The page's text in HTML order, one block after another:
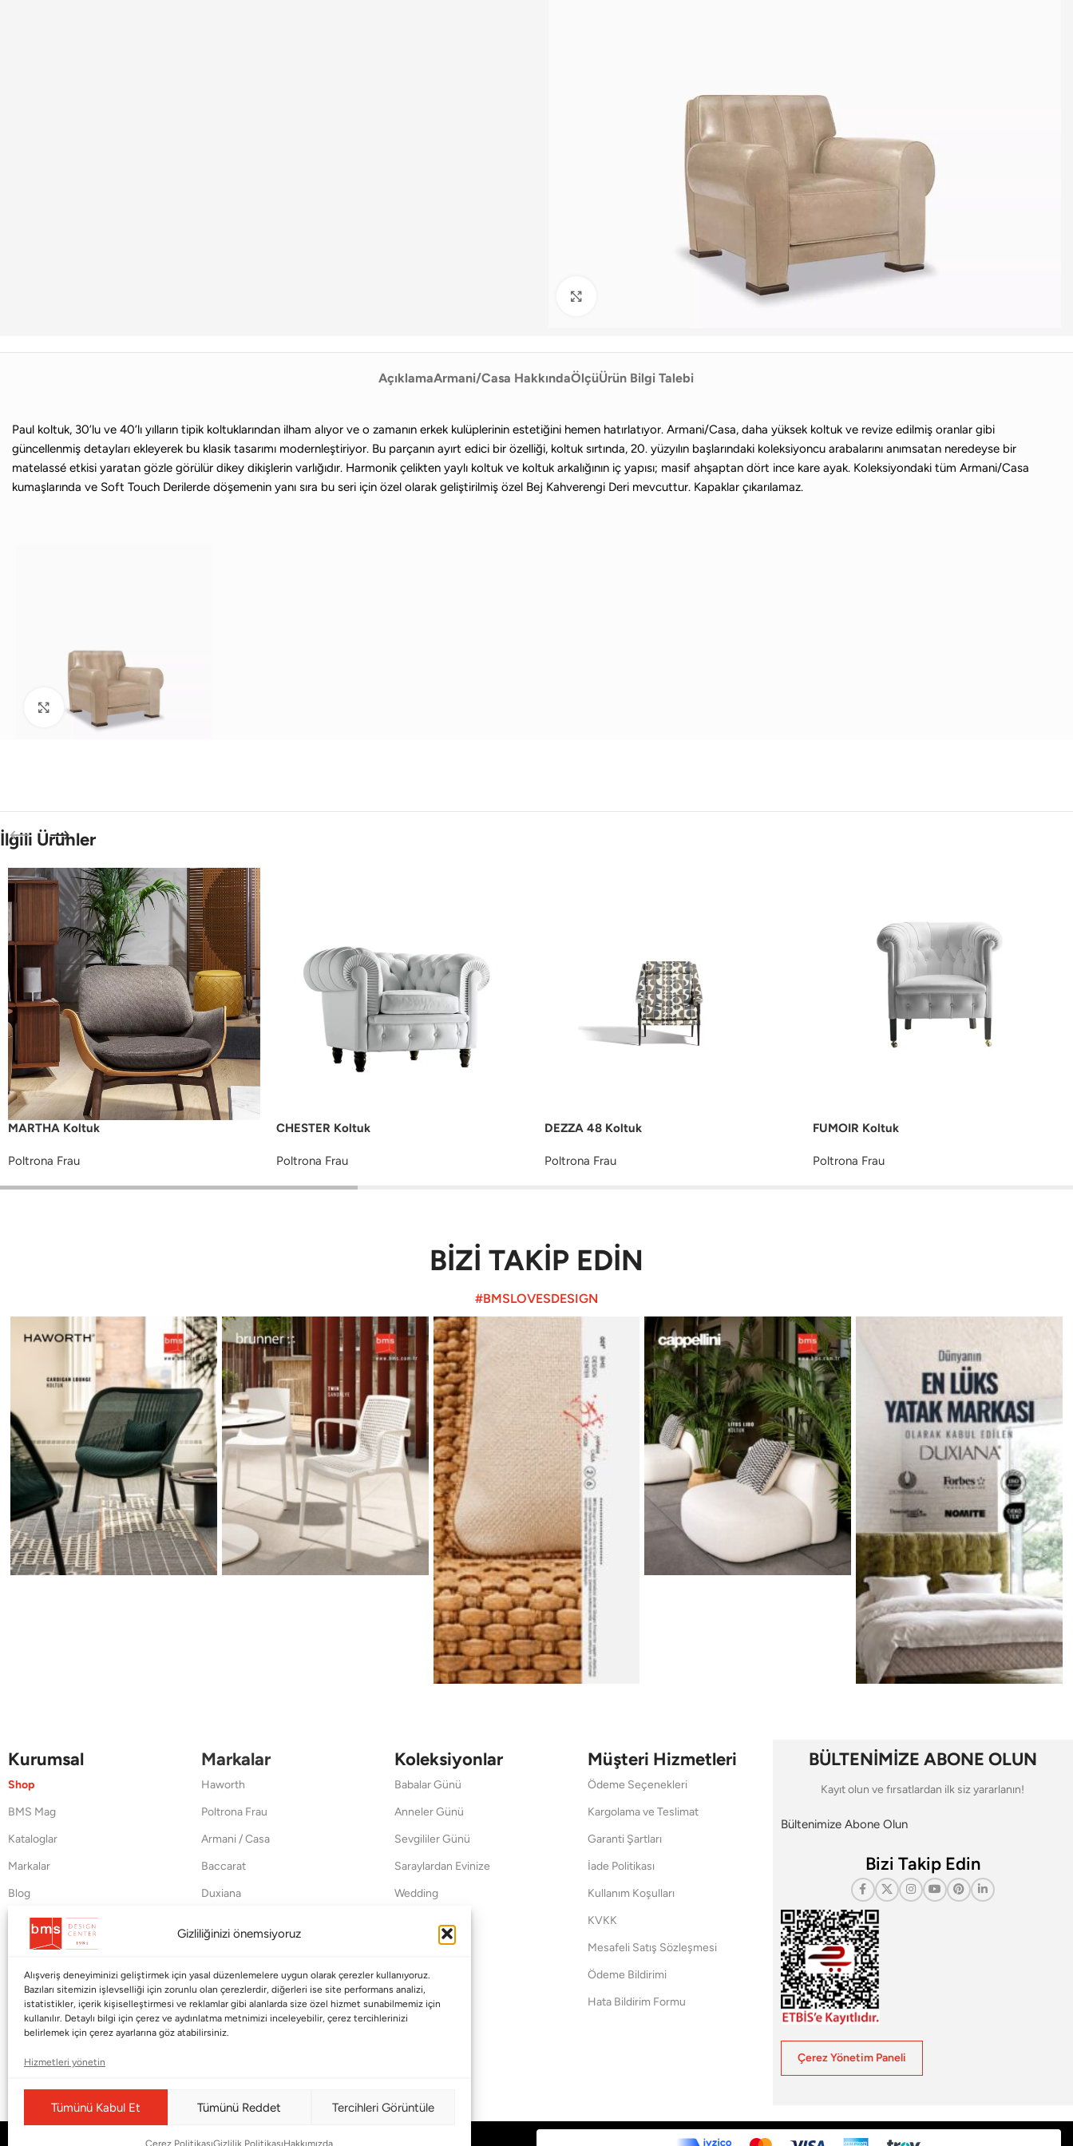
Gizliliğinizi önemsiyoruz
Alışveriş deneyiminizi geliştirmek için yasal düzenlemelere uygun olarak çerezler kullanıyoruz.
Bazıları sitemizin işlevselliği için zorunlu olan çerezlerdir, diğerleri ise site performans analizi,
istatistikler, içerik kişiselleştirmesi ve reklamlar gibi alanlarda size özel hizmet sunabilmemiz için
kullanılır. Detaylı bilgi için çerez ve aydınlatma metnimizi inceleyebilir, çerez tercihlerinizi
belirlemek için çerez ayarlarına göz atabilirsiniz.
Hizmetleri yönetin
Tümünü Kabul Et Tümünü Reddet Tercihleri Görüntüle
Çerez PolitikasıGizlilik PolitikasıHakkımızda
AçıklamaArmani/Casa HakkındaÖlçüÜrün Bilgi Talebi
Paul koltuk, 30’lu ve 40’lı yılların tipik koltuklarından ilham alıyor ve o zamanın erkek kulüplerinin estetiğini hemen hatırlatıyor. Armani/Casa, daha yüksek koltuk ve revize edilmiş oranlar gibi
güncellenmiş detayları ekleyerek bu klasik tasarımı modernleştiriyor. Bu parçanın ayırt edici bir özelliği, koltuk sırtında, 20. yüzyılın başlarındaki koleksiyoncu arabalarını anımsatan neredeyse bir
matelassé etkisi yaratan gözle görülür dikey dikişlerin varlığıdır. Harmonik çelikten yaylı koltuk ve koltuk arkalığının iç yapısı; masif ahşaptan dört ince kare ayak. Koleksiyondaki tüm Armani/Casa
kumaşlarında ve Soft Touch Derilerde döşemenin yanı sıra bu seri için özel olarak geliştirilmiş özel Bej Kahverengi Deri mevcuttur. Kapaklar çıkarılamaz.
Büyütmek için tıklayın
İlgili Ürünler
MARTHA Koltuk
Poltrona Frau
CHESTER Koltuk
Poltrona Frau
DEZZA 48 Koltuk
Poltrona Frau
FUMOIR Koltuk
Poltrona Frau
BİZİ TAKİP EDİN
#BMSLOVESDESIGN
Kurumsal
Shop
BMS Mag
Kataloglar
Markalar
Blog
Hakkımızda
İletişim
Markalar
Haworth
Poltrona Frau
Armani / Casa
Baccarat
Duxiana
Koleksiyonlar
Babalar Günü
Anneler Günü
Sevgililer Günü
Saraylardan Evinize
Wedding
Yat
Müşteri Hizmetleri
Ödeme Seçenekleri
Kargolama ve Teslimat
Garanti Şartları
İade Politikası
Kullanım Koşulları
KVKK
Mesafeli Satış Sözleşmesi
Ödeme Bildirimi
Hata Bildirim Formu
BÜLTENİMİZE ABONE OLUN
Kayıt olun ve fırsatlardan ilk siz yararlanın!
Bültenimize Abone Olun
Bizi Takip Edin
Çerez Yönetim Paneli